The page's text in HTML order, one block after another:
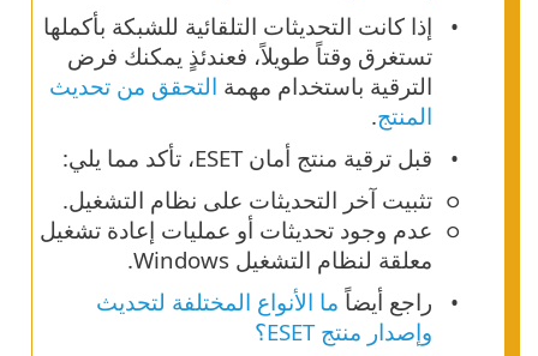
إذا كانت التحديثات التلقائية للشبكة بأكملها
تستغرق وقتاً طويلاً، فعندئذٍ يمكنك فرض
الترقية باستخدام مهمة التحقق من تحديث
المنتج.
قبل ترقية منتج أمان ESET، تأكد مما يلي:
تثبيت آخر التحديثات على نظام التشغيل.
عدم وجود تحديثات أو عمليات إعادة تشغيل
معلقة لنظام التشغيل Windows.
راجع أيضاً ما الأنواع المختلفة لتحديث
وإصدار منتج ESET؟